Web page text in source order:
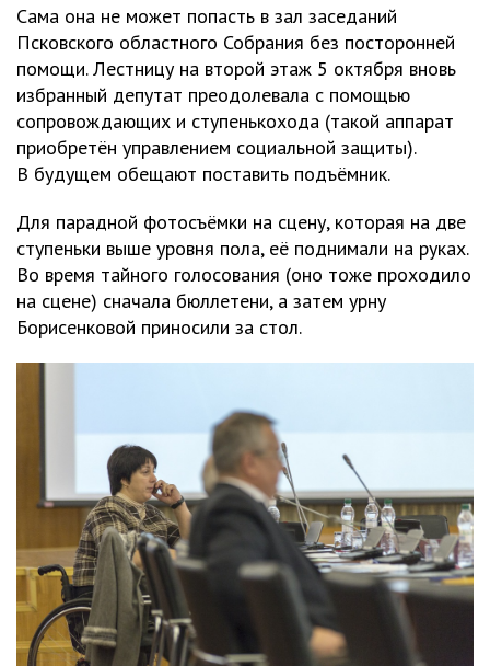
Сама она не может попасть в зал заседаний
Псковского областного Собрания без посторонней
помощи. Лестницу на второй этаж 5 октября вновь
избранный депутат преодолевала с помощью
сопровождающих и ступенькохода (такой аппарат
приобретён управлением социальной защиты).
В будущем обещают поставить подъёмник.
Для парадной фотосъёмки на сцену, которая на две
ступеньки выше уровня пола, её поднимали на руках.
Во время тайного голосования (оно тоже проходило
на сцене) сначала бюллетени, а затем урну
Борисенковой приносили за стол.